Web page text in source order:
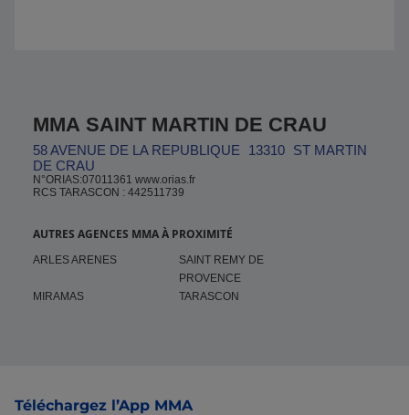
MMA SAINT MARTIN DE CRAU
58 AVENUE DE LA REPUBLIQUE 13310 ST MARTIN
DE CRAU
N°ORIAS:07011361 www.orias.fr
RCS TARASCON : 442511739
AUTRES AGENCES MMA À PROXIMITÉ
ARLES ARENES
SAINT REMY DE
PROVENCE
MIRAMAS
TARASCON
Téléchargez l’App MMA